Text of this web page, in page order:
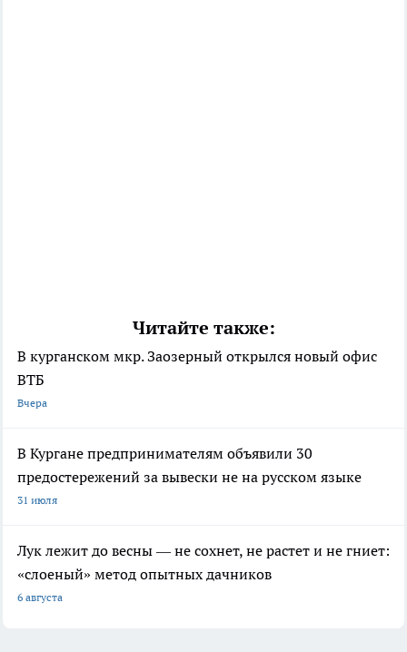
Читайте также:
В курганском мкр. Заозерный открылся новый офис
ВТБ
Вчера
В Кургане предпринимателям объявили 30
предостережений за вывески не на русском языке
31 июля
Лук лежит до весны — не сохнет, не растет и не гниет:
«слоеный» метод опытных дачников
6 августа